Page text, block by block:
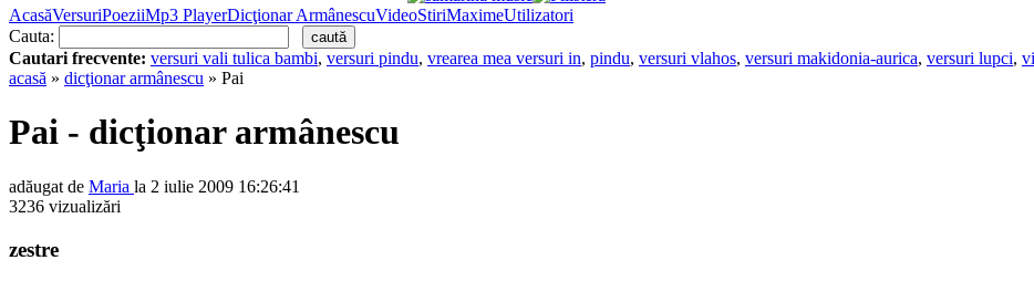
AcasăVersuriPoeziiMp3 PlayerDicţionar ArmânescuVideoStiriMaximeUtilizatori
Cauta:
Cautari frecvente: versuri vali tulica bambi, versuri pindu, vrearea mea versuri in, pindu, versuri vlahos, versuri makidonia-aurica, versuri lupci,
acasă » dicţionar armânescu » Pai
Pai - dicţionar armânescu
adăugat de Maria la 2 iulie 2009 16:26:41
3236 vizualizări
zestre